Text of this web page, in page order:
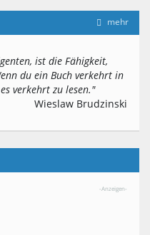
mehr
ist die Fähigkeit,
du ein Buch verkehrt in
verkehrt zu lesen."
Wieslaw Brudzinski
-Anzeigen-